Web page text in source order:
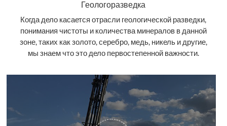
Геологоразведка
Когда дело касается отрасли геологической разведки,
понимания чистоты и количества минералов в данной
зоне, таких как золото, серебро, медь, никель и другие,
мы знаем что это дело первостепенной важности.